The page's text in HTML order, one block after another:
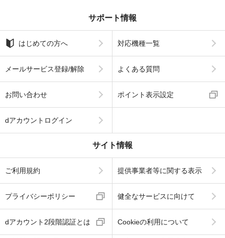
サポート情報
はじめての方へ 対応機種一覧
メールサービス登録/解除 よくある質問
お問い合わせ ポイント表示設定
dアカウントログイン
サイト情報
ご利用規約 提供事業者等に関する表示
プライバシーポリシー 健全なサービスに向けて
dアカウント2段階認証とは Cookieの利用について